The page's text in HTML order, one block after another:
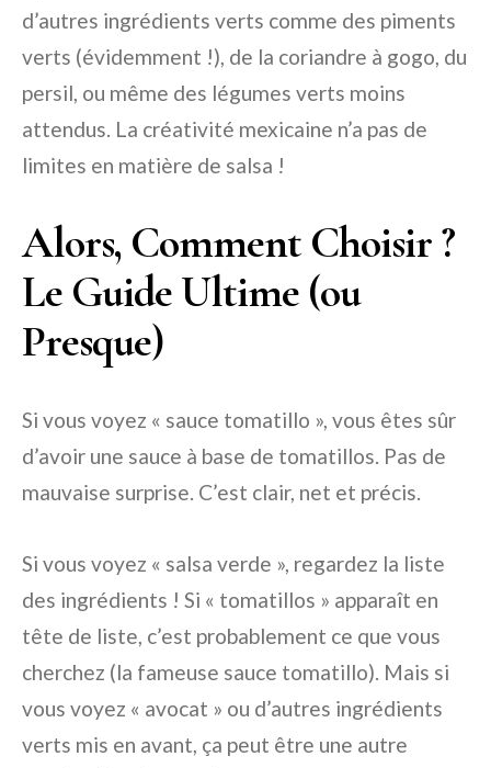
d’autres ingrédients verts comme des piments
verts (évidemment !), de la coriandre à gogo, du
persil, ou même des légumes verts moins
attendus. La créativité mexicaine n’a pas de
limites en matière de salsa !
Alors, Comment Choisir ?
Le Guide Ultime (ou
Presque)
Si vous voyez « sauce tomatillo », vous êtes sûr
d’avoir une sauce à base de tomatillos. Pas de
mauvaise surprise. C’est clair, net et précis.
Si vous voyez « salsa verde », regardez la liste
des ingrédients ! Si « tomatillos » apparaît en
tête de liste, c’est probablement ce que vous
cherchez (la fameuse sauce tomatillo). Mais si
vous voyez « avocat » ou d’autres ingrédients
verts mis en avant, ça peut être une autre